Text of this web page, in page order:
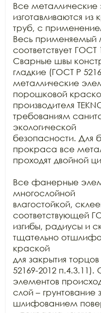
Все
изготавливаются из
труб, с
Весь применяемый
соответствует ГОСТ
Сварные швы
гладкие (ГОСТ Р
металлические
порошковой
производителя
требованиям
экологической
безопасности. Для
прокраса все
проходят двойной
Все фанерные
многослойной
влагостойкой,
соответствующей
изгибы, радиусы и
тщательно
краской
для закрытия
52169-2012
элементов
слой –
шлифованием